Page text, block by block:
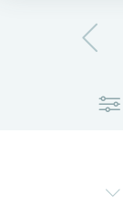
с производства